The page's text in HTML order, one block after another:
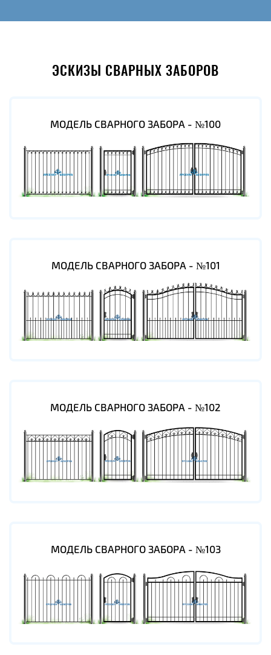
ЭСКИЗЫ СВАРНЫХ ЗАБОРОВ
МОДЕЛЬ СВАРНОГО ЗАБОРА - №100
МОДЕЛЬ СВАРНОГО ЗАБОРА - №101
МОДЕЛЬ СВАРНОГО ЗАБОРА - №102
МОДЕЛЬ СВАРНОГО ЗАБОРА - №103